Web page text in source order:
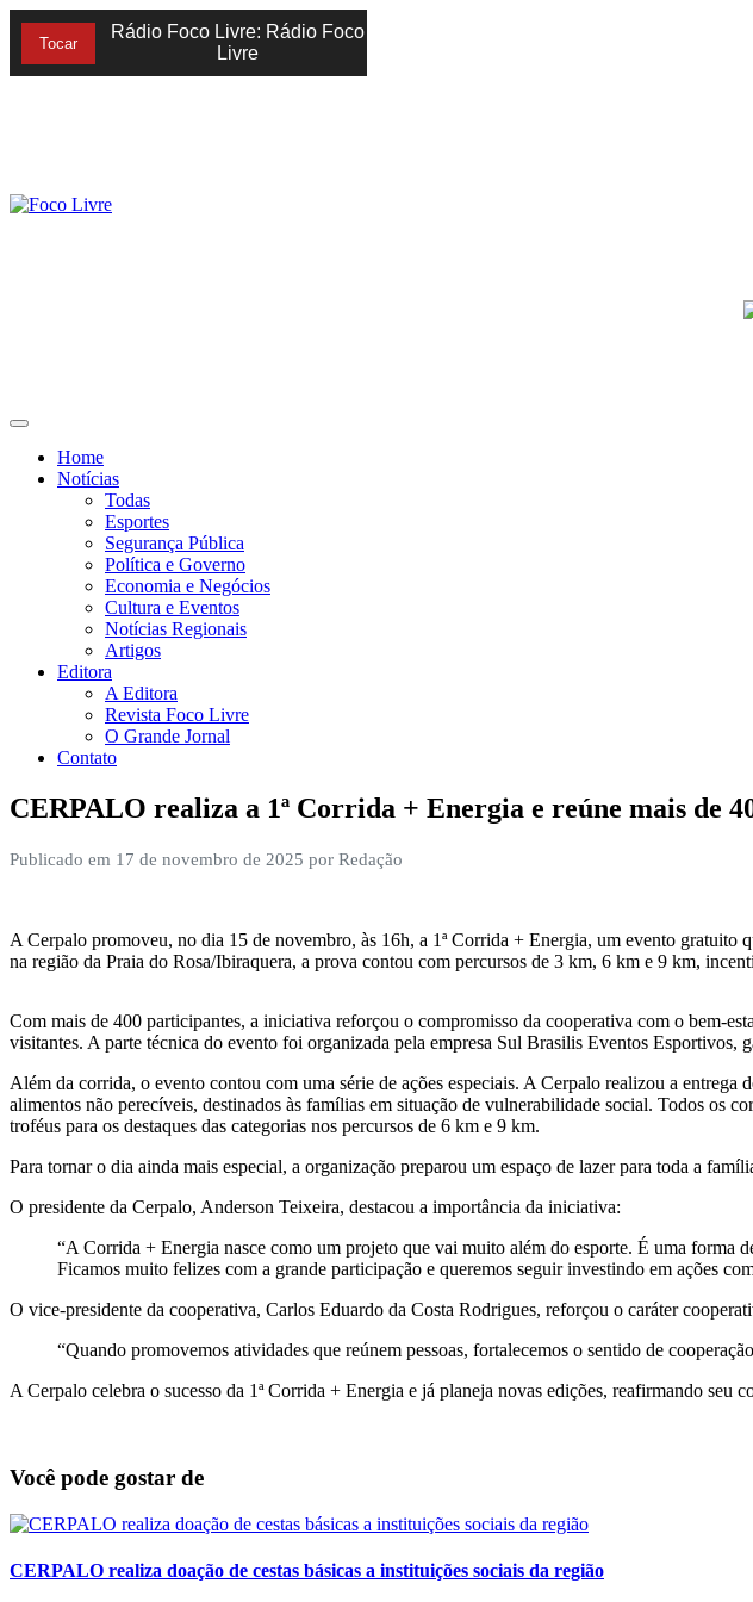
Home
Notícias
Todas
Esportes
Segurança Pública
Política e Governo
Economia e Negócios
Cultura e Eventos
Notícias Regionais
Artigos
Editora
A Editora
Revista Foco Livre
O Grande Jornal
Contato
CERPALO realiza a 1ª Corrida + Energia e reúne mais de
Publicado em 17 de novembro de 2025 por Redação
A Cerpalo promoveu, no dia 15 de novembro, às 16h, a 1ª Corrida + Energia, um evento gratuito
na região da Praia do Rosa/Ibiraquera, a prova contou com percursos de 3 km, 6 km e 9 km,
Com mais de 400 participantes, a iniciativa reforçou o compromisso da cooperativa com o bem-
visitantes. A parte técnica do evento foi organizada pela empresa Sul Brasilis Eventos Esportivos,
Além da corrida, o evento contou com uma série de ações especiais. A Cerpalo realizou a
alimentos não perecíveis, destinados às famílias em situação de vulnerabilidade social. Todos os
troféus para os destaques das categorias nos percursos de 6 km e 9 km.
Para tornar o dia ainda mais especial, a organização preparou um espaço de lazer para toda a
O presidente da Cerpalo, Anderson Teixeira, destacou a importância da iniciativa:
“A Corrida + Energia nasce como um projeto que vai muito além do esporte. É uma forma
Ficamos muito felizes com a grande participação e queremos seguir investindo em ações
O vice-presidente da cooperativa, Carlos Eduardo da Costa Rodrigues, reforçou o caráter
“Quando promovemos atividades que reúnem pessoas, fortalecemos o sentido de
A Cerpalo celebra o sucesso da 1ª Corrida + Energia e já planeja novas edições, reafirmando
Você pode gostar de
CERPALO realiza doação de cestas básicas a instituições sociais da região